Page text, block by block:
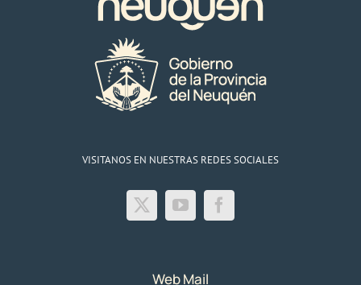
VISITANOS EN NUESTRAS REDES SOCIALES
Web Mail